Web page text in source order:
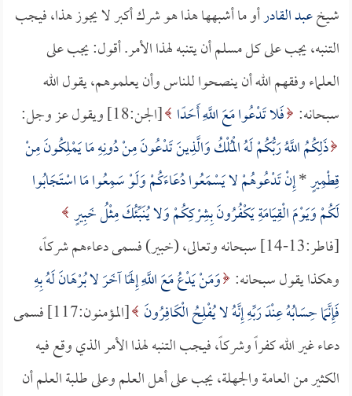
شيخعبد القادرأو ما أشبهها هذا هو شرك أكبر لا يجوز هذا، فيجب
التنبه، يجب على كل مسلم أن يتنبه لهذا الأمر. أقول: يجب على
العلماء وفقهم الله أن ينصحوا للناس وأن يعلموهم، يقول الله
سبحانه: فَلا تَدْعُوا مَعَ اللَّهِ أَحَدًا [الجن:18] ويقول عز وجل:
ذَلِكُمُ اللَّهُ رَبُّكُمْ لَهُ الْمُلْكُ وَالَّذِينَ تَدْعُونَ مِنْ دُونِهِ مَا يَمْلِكُونَ مِنْ
قِطْمِيرٍ*إِنْ تَدْعُوهُمْ لا يَسْمَعُوا دُعَاءَكُمْ وَلَوْ سَمِعُوا مَا اسْتَجَابُوا
لَكُمْ وَيَوْمَ الْقِيَامَةِ يَكْفُرُونَ بِشِرْكِكُمْ وَلا يُنَبِّئُكَ مِثْلُ خَبِيرٍ
[فاطر:13-14] سبحانه وتعالى، (خبير) فسمى دعاءهم شركاً،
وهكذا يقول سبحانه: وَمَنْ يَدْعُ مَعَ اللَّهِ إِلَهًا آخَرَ لا بُرْهَانَ لَهُ بِهِ
فَإِنَّمَا حِسَابُهُ عِنْدَ رَبِّهِ إِنَّهُ لا يُفْلِحُ الْكَافِرُونَ
[المؤمنون:117] فسمى
دعاء غير الله كفراً وشركاً، فيجب التنبه لهذا الأمر الذي وقع فيه
الكثير من العامة والجهلة، يجب على أهل العلم وعلى طلبة العلم أن